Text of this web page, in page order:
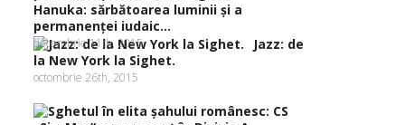
Hanuka: sărbătoarea luminii şi a
permanenţei iudaic...
decembrie 11th, 2015
Jazz: de
la New York la Sighet.
octombrie 26th, 2015